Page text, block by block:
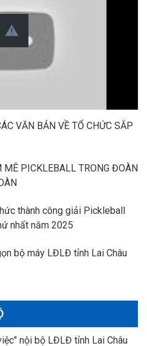
VĂN BẢN VỀ TỔ CHỨC SẮP
MÊ PICKLEBALL TRONG ĐOÀN
thành công giải Pickleball
nhất năm 2025
bộ máy LĐLĐ tỉnh Lai Châu
nội bộ LĐLĐ tỉnh Lai Châu